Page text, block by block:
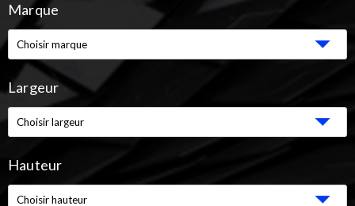
Marque
Largeur
Hauteur